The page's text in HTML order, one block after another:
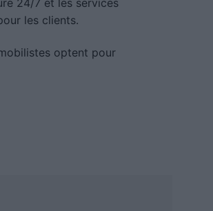
24/7 et les services
les clients.
optent pour